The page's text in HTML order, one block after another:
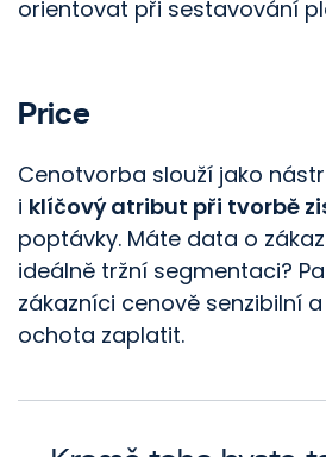
orientovat při sestavování
Price
Cenotvorba slouží jako
i klíčový atribut při tvorbě
poptávky. Máte data o
ideálně tržní segmentaci?
zákazníci cenově senzibilní
ochota zaplatit.